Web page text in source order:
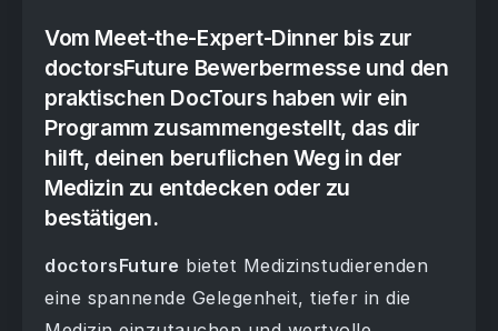
Vom Meet-the-Expert-Dinner bis zur
doctorsFuture Bewerbermesse und den
praktischen DocTours haben wir ein
Programm zusammengestellt, das dir
hilft, deinen beruflichen Weg in der
Medizin zu entdecken oder zu
bestätigen.
doctorsFuture bietet Medizinstudierenden
eine spannende Gelegenheit, tiefer in die